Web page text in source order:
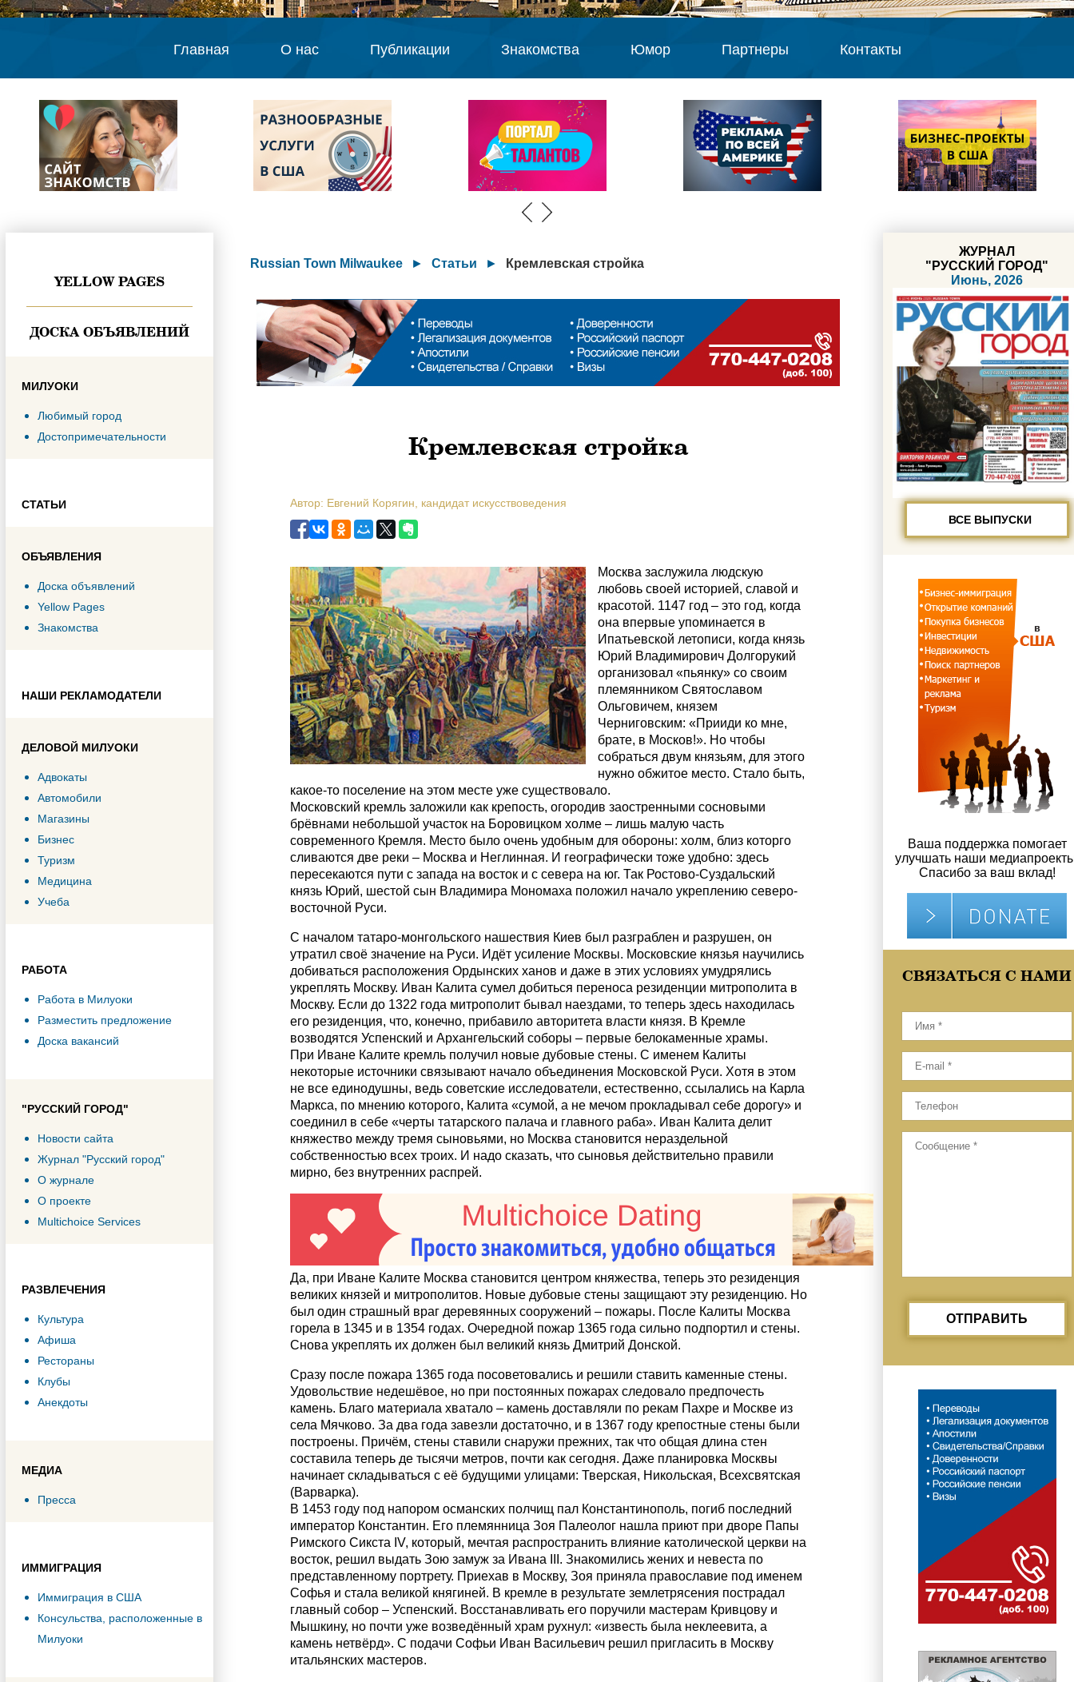
Главная О нас Публикации Знакомства Юмор Партнеры Контакты
YELLOW PAGES
ДОСКА ОБЪЯВЛЕНИЙ
МИЛУОКИ
Любимый город
Достопримечательности
СТАТЬИ
ОБЪЯВЛЕНИЯ
Доска объявлений
Yellow Pages
Знакомства
НАШИ РЕКЛАМОДАТЕЛИ
ДЕЛОВОЙ МИЛУОКИ
Адвокаты
Автомобили
Магазины
Бизнес
Туризм
Медицина
Учеба
РАБОТА
Работа в Милуоки
Разместить предложение
Доска вакансий
"РУССКИЙ ГОРОД"
Новости сайта
Журнал "Русский город"
О журнале
О проекте
Multichoice Services
РАЗВЛЕЧЕНИЯ
Культура
Афиша
Рестораны
Клубы
Анекдоты
МЕДИА
Пресса
ИММИГРАЦИЯ
Иммиграция в США
Консульства, расположенные в
Милуоки
Russian Town Milwaukee ► Статьи ► Кремлевская стройка
Кремлевская стройка
Автор: Евгений Корягин, кандидат искусствоведения
Москва заслужила людскую
любовь своей историей, славой и
красотой. 1147 год – это год, когда
она впервые упоминается в
Ипатьевской летописи, когда князь
Юрий Владимирович Долгорукий
организовал «пьянку» со своим
племянником Святославом
Ольговичем, князем
Черниговским: «Прииди ко мне,
брате, в Москов!». Но чтобы
собраться двум князьям, для этого
нужно обжитое место. Стало быть,
какое-то поселение на этом месте уже существовало.
Московский кремль заложили как крепость, огородив заостренными сосновыми
брёвнами небольшой участок на Боровицком холме – лишь малую часть
современного Кремля. Место было очень удобным для обороны: холм, близ которго
сливаются две реки – Москва и Неглинная. И географически тоже удобно: здесь
пересекаются пути с запада на восток и с севера на юг. Так Ростово-Суздальский
князь Юрий, шестой сын Владимира Мономаха положил начало укреплению северо-
восточной Руси.
С началом татаро-монгольского нашествия Киев был разграблен и разрушен, он
утратил своё значение на Руси. Идёт усиление Москвы. Московские князья научились
добиваться расположения Ордынских ханов и даже в этих условиях умудрялись
укреплять Москву. Иван Калита сумел добиться переноса резиденции митрополита в
Москву. Если до 1322 года митрополит бывал наездами, то теперь здесь находилась
его резиденция, что, конечно, прибавило авторитета власти князя. В Кремле
возводятся Успенский и Архангельский соборы – первые белокаменные храмы.
При Иване Калите кремль получил новые дубовые стены. С именем Калиты
некоторые источники связывают начало объединения Московской Руси. Хотя в этом
не все единодушны, ведь советские исследователи, естественно, ссылались на Карла
Маркса, по мнению которого, Калита «сумой, а не мечом прокладывал себе дорогу» и
соединил в себе «черты татарского палача и главного раба». Иван Калита делит
княжество между тремя сыновьями, но Москва становится нераздельной
собственностью всех троих. И надо сказать, что сыновья действительно правили
мирно, без внутренних распрей.
Да, при Иване Калите Москва становится центром княжества, теперь это резиденция
великих князей и митрополитов. Новые дубовые стены защищают эту резиденцию. Но
был один страшный враг деревянных сооружений – пожары. После Калиты Москва
горела в 1345 и в 1354 годах. Очередной пожар 1365 года сильно подпортил и стены.
Снова укреплять их должен был великий князь Дмитрий Донской.
Сразу после пожара 1365 года посоветовались и решили ставить каменные стены.
Удовольствие недешёвое, но при постоянных пожарах следовало предпочесть
камень. Благо материала хватало – камень доставляли по рекам Пахре и Москве из
села Мячково. За два года завезли достаточно, и в 1367 году крепостные стены были
построены. Причём, стены ставили снаружи прежних, так что общая длина стен
составила теперь де тысячи метров, почти как сегодня. Даже планировка Москвы
начинает складываться с её будущими улицами: Тверская, Никольская, Всехсвятская
(Варварка).
В 1453 году под напором османских полчищ пал Константинополь, погиб последний
император Константин. Его племянница Зоя Палеолог нашла приют при дворе Папы
Римского Сикста IV, который, мечтая распространить влияние католической церкви на
восток, решил выдать Зою замуж за Ивана III. Знакомились жених и невеста по
представленному портрету. Приехав в Москву, Зоя приняла православие под именем
Софья и стала великой княгиней. В кремле в результате землетрясения пострадал
главный собор – Успенский. Восстанавливать его поручили мастерам Кривцову и
Мышкину, но почти уже возведённый храм рухнул: «известь была неклеевита, а
камень нетвёрд». С подачи Софьи Иван Васильевич решил пригласить в Москву
итальянских мастеров.
ЖУРНАЛ
"РУССКИЙ ГОРОД"
Июнь, 2026
ВСЕ ВЫПУСКИ
Ваша поддержка помогает
улучшать наши
Спасибо за ваш вклад!
СВЯЗАТЬСЯ С НАМИ
ОТПРАВИТЬ